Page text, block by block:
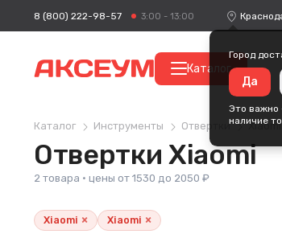
8 (800) 222-98-57 3:00 - 13:00
Город
Да
Это важно
наличие
Каталог
Каталог Инструменты Отвертки Xiaomi
Отвертки Xiaomi
2 товара · цены от 1530 до 2050 ₽
Xiaomi × Xiaomi ×